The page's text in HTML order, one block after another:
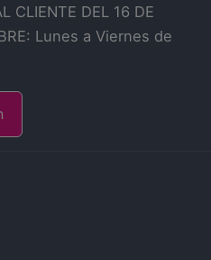
CLIENTE DEL 16 DE
Lunes a Viernes de